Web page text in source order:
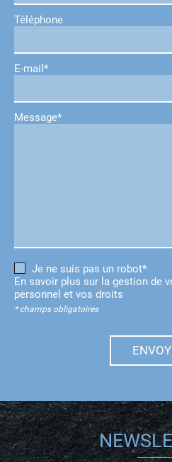
Téléphone
E-mail*
Message*
Je ne suis pas un robot*
En savoir plus sur la gestion de
personnel et vos droits
* champs obligatoires